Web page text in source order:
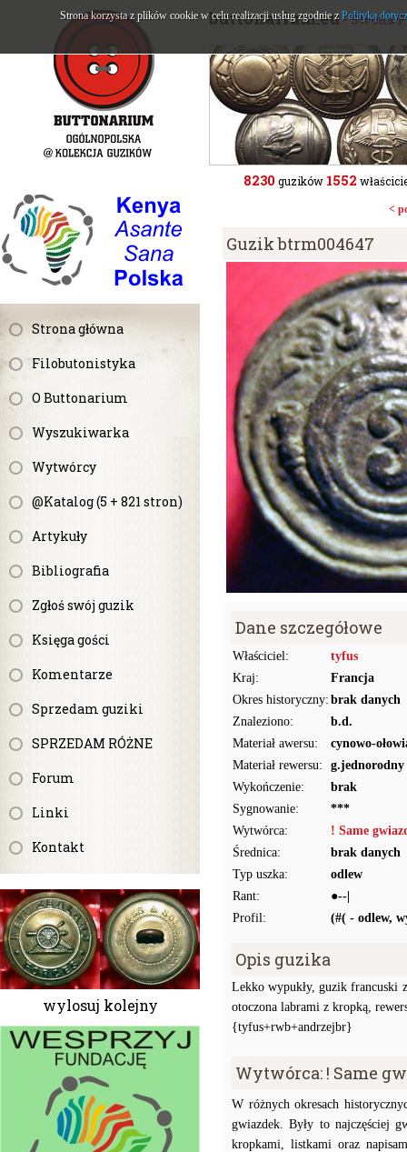
Strona główna
Filobutonistyka
O Buttonarium
Wyszukiwarka
Wytwórcy
@Katalog (5 + 821 stron)
Artykuły
Bibliografia
Zgłoś swój guzik
Księga gości
Komentarze
Sprzedam guziki
SPRZEDAM RÓŻNE
Forum
Linki
Kontakt
wylosuj kolejny
buttonarium.eu- Strona
8230 guzików 1552
<
Guzik btrm004647
Dane szczegółowe
Właściciel:
tyfus
Kraj:
Francja
Okres historyczny: brak danych
Znaleziono:
b.d.
Materiał awersu:
cynowo-
Materiał rewersu:
g.jednorodny
Wykończenie:
brak
Sygnowanie:
***
Wytwórca:
! Same
Średnica:
brak danych
Typ uszka:
odlew
Rant:
●--|
Profil:
(#( - odlew,
Opis guzika
Lekko wypukły, guzik francuski
otoczona labrami z kropką,
{tyfus+rwb+andrzejbr}
Wytwórca: ! Same
W różnych okresach
gwiazdek. Były to najczęściej
kropkami, listkami oraz
Strona korzysta z plików cookie w celu realizacji usług zgodnie z Polityką